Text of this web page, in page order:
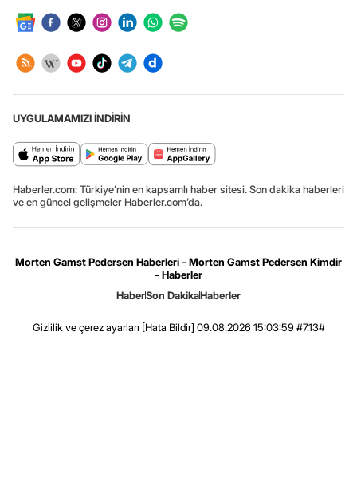
UYGULAMAMIZI İNDİRİN
Haberler.com: Türkiye’nin en kapsamlı haber sitesi. Son dakika haberleri
ve en güncel gelişmeler Haberler.com’da.
Morten Gamst Pedersen Haberleri - Morten Gamst Pedersen Kimdir
- Haberler
HaberSon DakikaHaberler
Gizlilik ve çerez ayarları [Hata Bildir] 09.08.2026 15:03:59 #7.13#